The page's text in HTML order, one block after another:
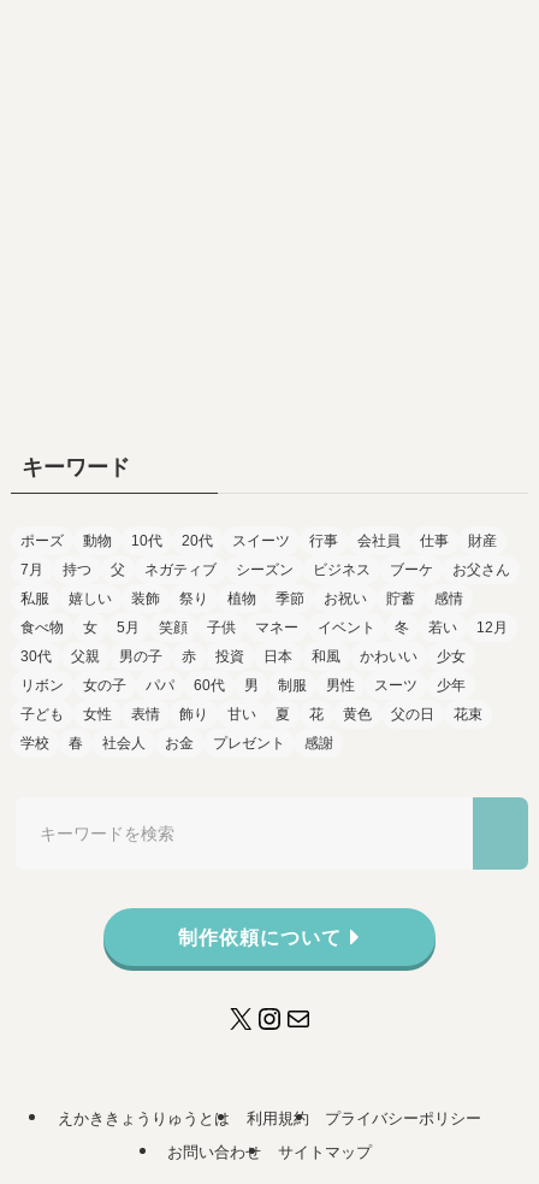
キーワード
ポーズ 動物 10代 20代 スイーツ 行事 会社員 仕事
財産
7月
持つ 父 ネガティブ シーズン ビジネス ブーケ
お父さん
私服
嬉しい 装飾 祭り 植物 季節 お祝い 貯蓄
感情
食べ物
女 5月 笑顔 子供 マネー イベント 冬 若い
12月
30代
父親 男の子 赤 投資 日本 和風 かわいい
少女
リボン
女の子 パパ 60代 男 制服 男性 スーツ
少年
子ども
女性 表情 飾り 甘い 夏 花 黄色 父の日
花束
学校
春 社会人 お金 プレゼント 感謝
制作依頼について
X Instagram
メール
えかききょうりゅうとは 利用規約
プライバシーポリシー
お問い合わせ
サイトマップ